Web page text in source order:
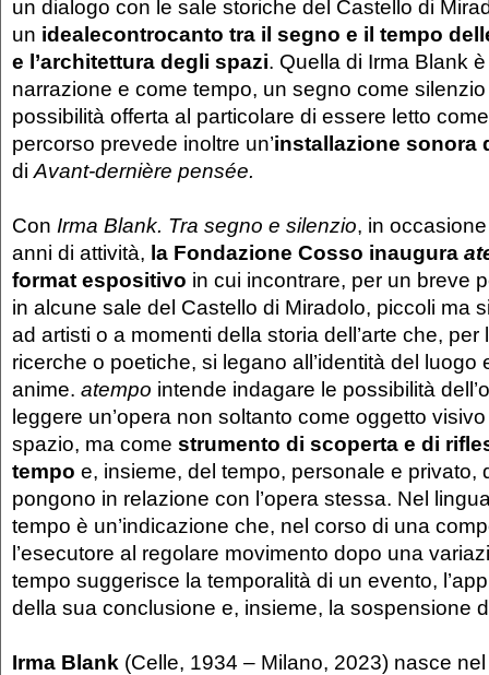
un dialogo con le sale storiche del Castello di
un idealecontrocanto tra il segno e il tempo
e l’architettura degli spazi. Quella di Irma Blank
narrazione e come tempo, un segno come
possibilità offerta al particolare di essere letto
percorso prevede inoltre un’installazione sonora
di Avant-dernière pensée.
Con Irma Blank. Tra segno e silenzio, in
anni di attività, la Fondazione Cosso inaugura
format espositivo in cui incontrare, per un breve
in alcune sale del Castello di Miradolo, piccoli ma
ad artisti o a momenti della storia dell’arte che, per
ricerche o poetiche, si legano all’identità del luogo
anime. atempo intende indagare le possibilità
leggere un’opera non soltanto come oggetto
spazio, ma come strumento di scoperta e di
tempo e, insieme, del tempo, personale e privato,
pongono in relazione con l’opera stessa. Nel
tempo è un’indicazione che, nel corso di una
l’esecutore al regolare movimento dopo una
tempo suggerisce la temporalità di un evento,
della sua conclusione e, insieme, la sospensione
Irma Blank (Celle, 1934 – Milano, 2023) nasce